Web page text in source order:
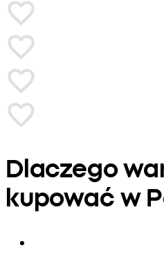
Dlaczego
kupować w